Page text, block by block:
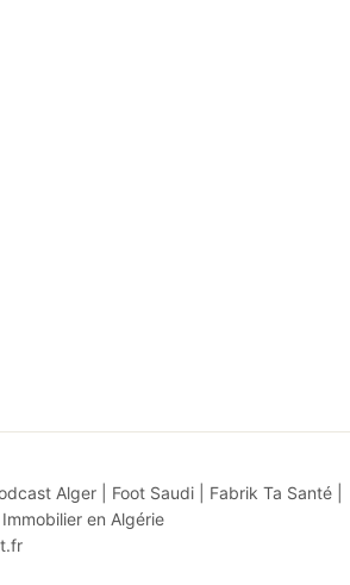
Alger Foot Saudi Fabrik Ta Santé
Immobilier en Algérie